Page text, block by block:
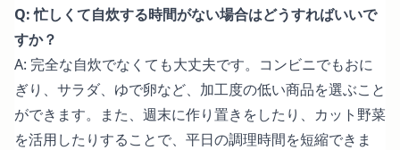
Q: 忙しくて自炊する時間がない場合はどうすればいいで
すか？
A: 完全な自炊でなくても大丈夫です。コンビニでもおに
ぎり、サラダ、ゆで卵など、加工度の低い商品を選ぶこと
ができます。また、週末に作り置きをしたり、カット野菜
を活用したりすることで、平日の調理時間を短縮できま